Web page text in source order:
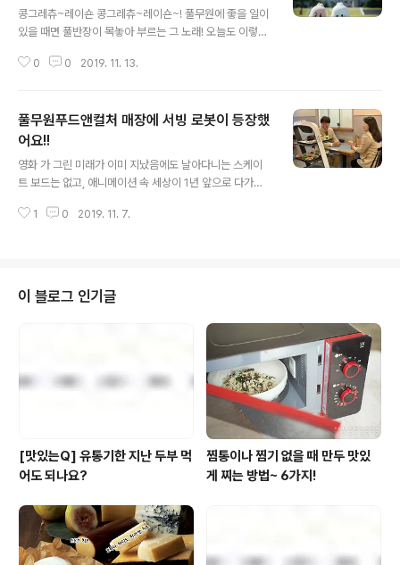
콩그레츄~레이숀 콩그레츄~레이숀~! 풀무원에 좋을 일이
있을 때면 풀반장이 목놓아 부르는 그 노래! 오늘도 이렇게
봉지가 팔릴 정도로 대박 난 풀무원 제품이 있다? 없다? 후
피만두를 소개해드릴 때마다 인싸들의 만두, 대세만두라는
수식어를 붙이곤 했는데요. 지금까지 약간의 부끄러움과
오글거림을 이겨내며 어렵게(?) 붙였다면 이.제.는 자신있
고 당당하게! 인싸들의 만두, 대세만두라는 말을 써도 되겠
죠? 사실 얄피만두의 인기는 올해 3월 출시 후 열흘 만에 5
0만 봉지, 한 달 만에 120만 봉지를 판매하며 각종 SNS에
0 0 2019. 11. 13.
풀무원푸드앤컬처 매장에 서빙 로봇이 등장했
어요!!
영화 가 그린 미래가 이미 지났음에도 날아다니는 스케이
트 보드는 없고, 애니메이션 속 세상이 1년 앞으로 다가왔
큼은 로봇이 하고 있답니다. "에이, 풀반장님 농담도 참..."
에 있다는 사실!! 두둥! "My name is 딜리."4개의 적재 트
레이를 갖추고 있어 한 번에 4개 테이블에 서빙할 수 있고
최대 50kg까지 적재 가능해 무거운 메뉴도 OK! 자율주행
방식으로 레스토랑 실내 데이터를 통해 동선을 스스로 판
단, 이동하는 능력까지 갖췄답니다. 장애물 회피 센서도 장
착되어 있..
1 0 2019. 11. 7.
이 블로그 인기글
[맛있는Q] 유통기한 지난 두부 먹
어도 되나요?
찜통이나 찜기 없을 때 만두 맛있
게 찌는 방법~ 6가지!